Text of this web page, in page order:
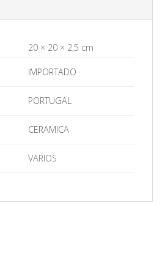
20 × 20 × 2,5 cm
IMPORTADO
PORTUGAL
CERAMICA
VARIOS